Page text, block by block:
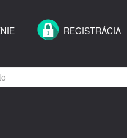
REGISTRÁCIA